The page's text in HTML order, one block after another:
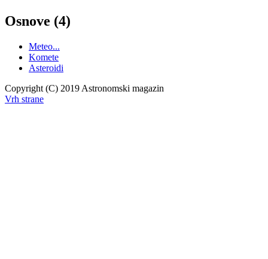
Osnove (4)
Meteo...
Komete
Asteroidi
Copyright (C) 2019 Astronomski magazin
Vrh strane